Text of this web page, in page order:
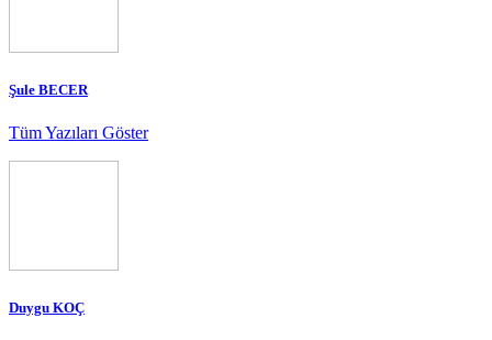
Şule BECER
Tüm Yazıları Göster
Duygu KOÇ